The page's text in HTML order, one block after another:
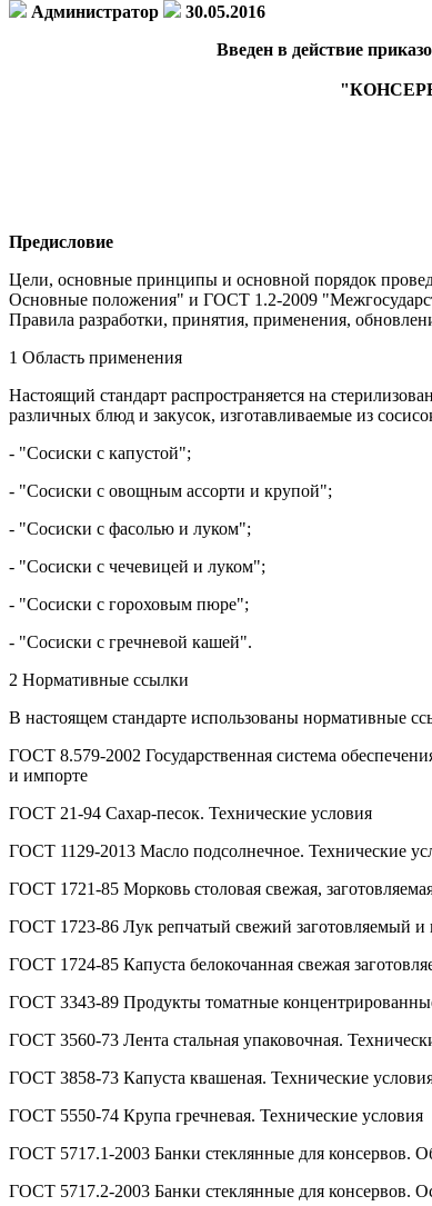
Администратор
30.05.2016
Введен в действие
Предисловие
Цели, основные принципы и основной порядок
Основные положения" и ГОСТ 1.2-2009
Правила разработки, принятия, применения,
1 Область применения
Настоящий стандарт распространяется на
различных блюд и закусок, изготавливаемые из
- "Сосиски с капустой";
- "Сосиски с овощным ассорти и крупой";
- "Сосиски с фасолью и луком";
- "Сосиски с чечевицей и луком";
- "Сосиски с гороховым пюре";
- "Сосиски с гречневой кашей".
2 Нормативные ссылки
В настоящем стандарте использованы нормативные
ГОСТ 8.579-2002 Государственная система
и импорте
ГОСТ 21-94 Сахар-песок. Технические условия
ГОСТ 1129-2013 Масло подсолнечное. Технические
ГОСТ 1721-85 Морковь столовая свежая,
ГОСТ 1723-86 Лук репчатый свежий заготовляемый и
ГОСТ 1724-85 Капуста белокочанная свежая
ГОСТ 3343-89 Продукты томатные
ГОСТ 3560-73 Лента стальная упаковочная.
ГОСТ 3858-73 Капуста квашеная. Технические
ГОСТ 5550-74 Крупа гречневая. Технические условия
ГОСТ 5717.1-2003 Банки стеклянные для консервов.
ГОСТ 5717.2-2003 Банки стеклянные для консервов.